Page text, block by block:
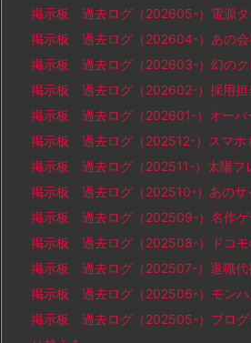
掲示板 過去ログ（202605-）電源タ
掲示板 過去ログ（202604-）あの会
掲示板 過去ログ（202603-）幻のク
掲示板 過去ログ（202602-）採用担
掲示板 過去ログ（202601-）オーバ
掲示板 過去ログ（202512-）スマホ
掲示板 過去ログ（202511-）太陽フ
掲示板 過去ログ（202510-）あのサ
掲示板 過去ログ（202509-）名作ゲ
掲示板 過去ログ（202508-）ドコモ
掲示板 過去ログ（202507-）退職代
掲示板 過去ログ（202506-）モンハ
掲示板 過去ログ（202505-）プログ